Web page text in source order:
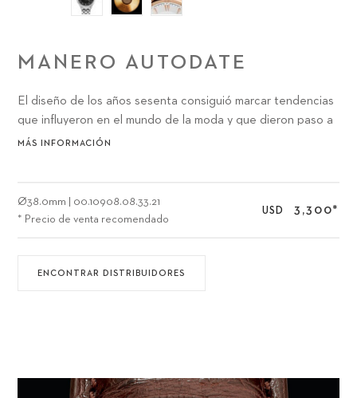
MANERO AUTODATE
El diseño de los años sesenta consiguió marcar tendencias
que influyeron en el mundo de la moda y que dieron paso a
formas que durarán para siempre.
MÁS INFORMACIÓN
Ø38.0mm
00.10908.08.33.21
* Precio de venta recomendado
USD 3,300*
ENCONTRAR DISTRIBUIDORES